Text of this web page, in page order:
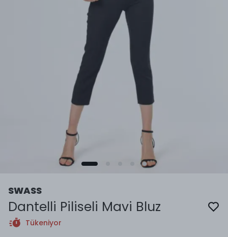
SWASS
Dantelli Piliseli Mavi Bluz
Tükeniyor